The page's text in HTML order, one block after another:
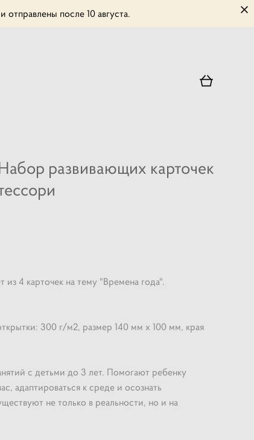
после 10 августа.
развивающих карточек
из 4 карточек на тему "Времена года".
300 г/м2, размер 140 мм х 100 мм, края
с детьми до 3 лет. Помогают ребенку
адаптироваться к среде и осознать
не только в реальности, но и на